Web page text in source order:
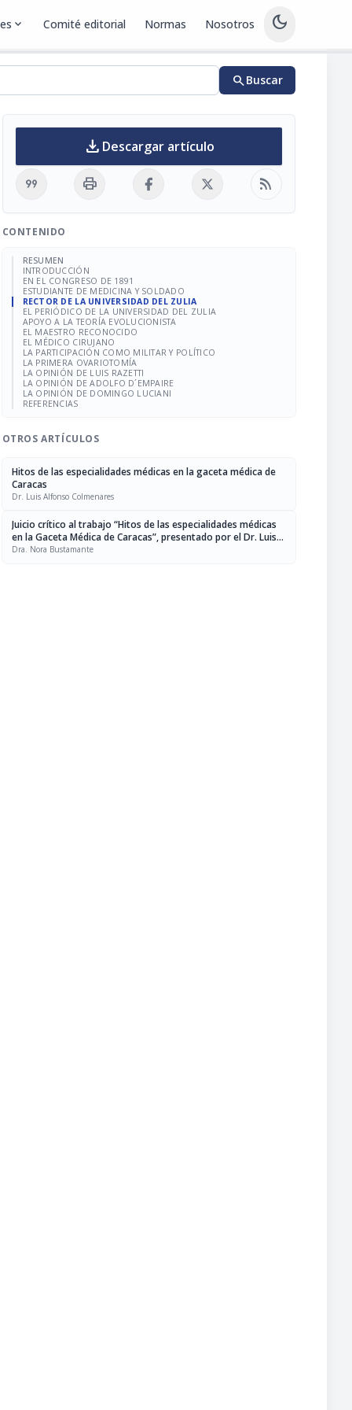
expand_more Comité editorial Normas Nosotros dark_mode
searchBuscar
download Descargar artículo
format_quote print rss_feed
CONTENIDO
RESUMEN
INTRODUCCIÓN
EN EL CONGRESO DE 1891
ESTUDIANTE DE MEDICINA Y SOLDADO
RECTOR DE LA UNIVERSIDAD DEL ZULIA
EL PERIÓDICO DE LA UNIVERSIDAD DEL ZULIA
APOYO A LA TEORÍA EVOLUCIONISTA
EL MAESTRO RECONOCIDO
EL MÉDICO CIRUJANO
LA PARTICIPACIÓN COMO MILITAR Y POLÍTICO
LA PRIMERA OVARIOTOMÍA
LA OPINIÓN DE LUIS RAZETTI
LA OPINIÓN DE ADOLFO D´EMPAIRE
LA OPINIÓN DE DOMINGO LUCIANI
REFERENCIAS
OTROS ARTÍCULOS
Hitos de las especialidades médicas en la gaceta médica de
Caracas
Dr. Luis Alfonso Colmenares
Juicio crítico al trabajo “Hitos de las especialidades médicas
en la Gaceta Médica de Caracas”, presentado por el Dr. Luis
Alfonso Colmenares como Trabajo de Incorporación como
Dra. Nora Bustamante